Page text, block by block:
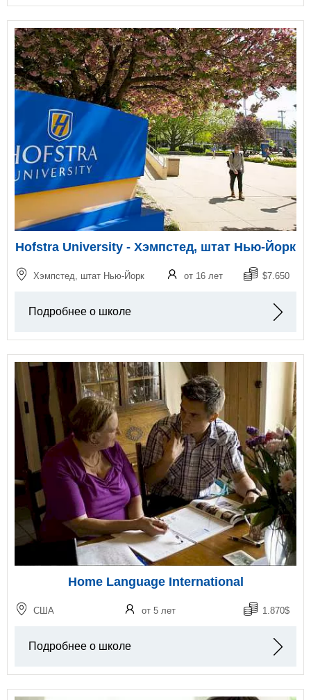
Hofstra University - Хэмпстед, штат Нью-Йорк
Хэмпстед, штат Нью-Йорк от 16 лет $7.650
Подробнее о школе
Home Language International
США от 5 лет 1.870$
Подробнее о школе